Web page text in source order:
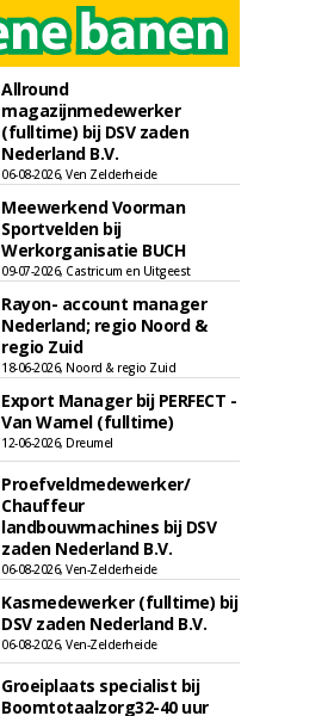
Allround
magazijnmedewerker
(fulltime) bij DSV zaden
Nederland B.V.
06-08-2026, Ven Zelderheide
Meewerkend Voorman
Sportvelden bij
Werkorganisatie BUCH
09-07-2026, Castricum en Uitgeest
Rayon- account manager
Nederland; regio Noord &
regio Zuid
18-06-2026, Noord & regio Zuid
Export Manager bij PERFECT -
Van Wamel (fulltime)
12-06-2026, Dreumel
Proefveldmedewerker/
Chauffeur
landbouwmachines bij DSV
zaden Nederland B.V.
06-08-2026, Ven-Zelderheide
Kasmedewerker (fulltime) bij
DSV zaden Nederland B.V.
06-08-2026, Ven-Zelderheide
Groeiplaats specialist bij
Boomtotaalzorg32-40 uur